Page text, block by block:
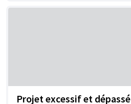
Projet excessif et dépassé